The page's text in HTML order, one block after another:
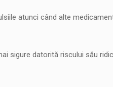
atunci când alte
sigure datorită riscului său